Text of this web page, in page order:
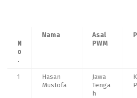
N
o
.
Nama
Asal
PWM
1
Hasan
Mustofa
Jawa
Tenga
h